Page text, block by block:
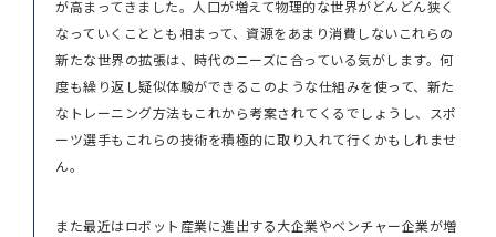
が高まってきました。人口が増えて物理的な世界がどんどん狭く
なっていくこととも相まって、資源をあまり消費しないこれらの
新たな世界の拡張は、時代のニーズに合っている気がします。何
度も繰り返し疑似体験ができるこのような仕組みを使って、新た
なトレーニング方法もこれから考案されてくるでしょうし、スポ
ーツ選手もこれらの技術を積極的に取り入れて行くかもしれませ
ん。
また最近はロボット産業に進出する大企業やベンチャー企業が増